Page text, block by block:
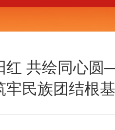
红 共绘同心
民族团结根基